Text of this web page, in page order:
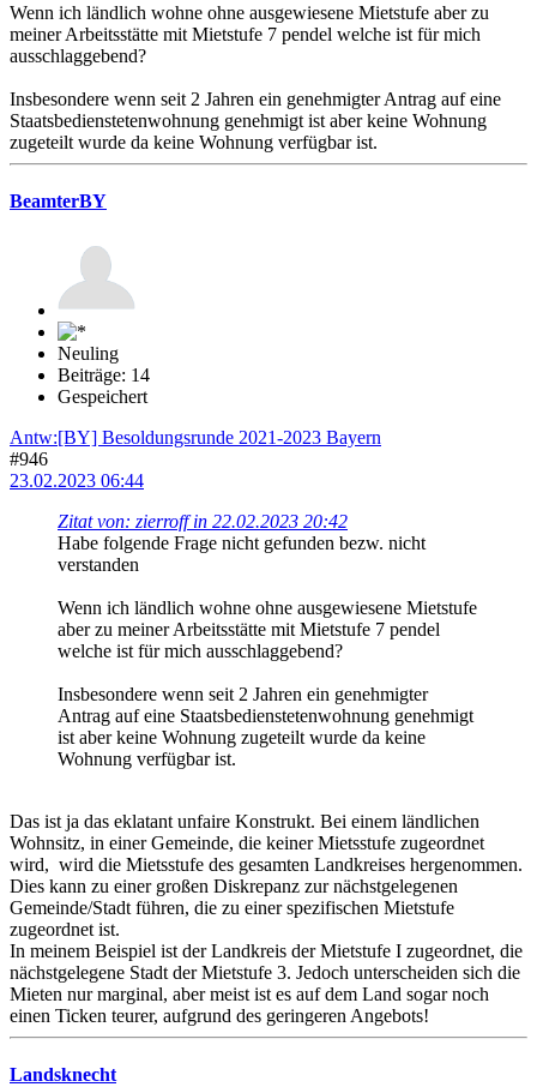
Wenn ich ländlich wohne ohne ausgewiesene Mietstufe aber zu
meiner Arbeitsstätte mit Mietstufe 7 pendel welche ist für mich
ausschlaggebend?
Insbesondere wenn seit 2 Jahren ein genehmigter Antrag auf eine
Staatsbedienstetenwohnung genehmigt ist aber keine Wohnung
zugeteilt wurde da keine Wohnung verfügbar ist.
BeamterBY
Neuling
Beiträge: 14
Gespeichert
Antw:[BY] Besoldungsrunde 2021-2023 Bayern
#946
23.02.2023 06:44
Zitat von: zierroff in 22.02.2023 20:42
Habe folgende Frage nicht gefunden bezw. nicht
verstanden
Wenn ich ländlich wohne ohne ausgewiesene Mietstufe
aber zu meiner Arbeitsstätte mit Mietstufe 7 pendel
welche ist für mich ausschlaggebend?
Insbesondere wenn seit 2 Jahren ein genehmigter
Antrag auf eine Staatsbedienstetenwohnung genehmigt
ist aber keine Wohnung zugeteilt wurde da keine
Wohnung verfügbar ist.
Das ist ja das eklatant unfaire Konstrukt. Bei einem ländlichen
Wohnsitz, in einer Gemeinde, die keiner Mietsstufe zugeordnet
wird, wird die Mietsstufe des gesamten Landkreises hergenommen.
Dies kann zu einer großen Diskrepanz zur nächstgelegenen
Gemeinde/Stadt führen, die zu einer spezifischen Mietstufe
zugeordnet ist.
In meinem Beispiel ist der Landkreis der Mietstufe I zugeordnet, die
nächstgelegene Stadt der Mietstufe 3. Jedoch unterscheiden sich die
Mieten nur marginal, aber meist ist es auf dem Land sogar noch
einen Ticken teurer, aufgrund des geringeren Angebots!
Landsknecht